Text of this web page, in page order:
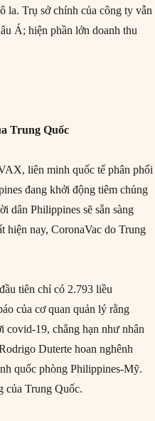
la. Trụ sở chính của công ty vẫn
Á; hiện phần lớn doanh thu
Trung Quốc
liên minh quốc tế phân phối
đang khởi động tiêm chủng
dân Philippines sẽ sẵn sàng
hiện nay, CoronaVac do Trung
tiên chỉ có 2.793 liều
của cơ quan quản lý rằng
19, chẳng hạn như nhân
Duterte hoan nghênh
quốc phòng Philippines-Mỹ.
của Trung Quốc.